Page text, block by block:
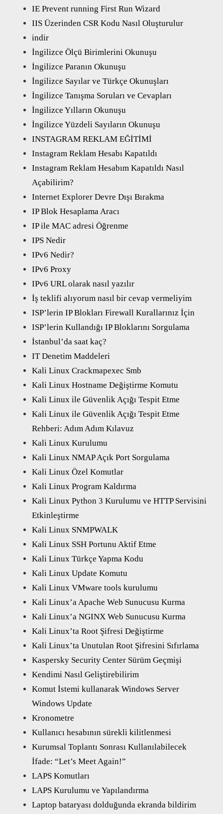
IE Prevent running First Run Wizard
IIS Üzerinden CSR Kodu Nasıl Oluşturulur
indir
İngilizce Ölçü Birimlerini Okunuşu
İngilizce Paranın Okunuşu
İngilizce Sayılar ve Türkçe Okunuşları
İngilizce Tanışma Soruları ve Cevapları
İngilizce Yılların Okunuşu
İngilizce Yüzdeli Sayıların Okunuşu
INSTAGRAM REKLAM EĞİTİMİ
Instagram Reklam Hesabı Kapatıldı
Instagram Reklam Hesabım Kapatıldı Nasıl
Açabilirim?
Internet Explorer Devre Dışı Bırakma
IP Blok Hesaplama Aracı
IP ile MAC adresi Öğrenme
IPS Nedir
IPv6 Nedir?
IPv6 Proxy
IPv6 URL olarak nasıl yazılır
İş teklifi alıyorum nasıl bir cevap vermeliyim
ISP’lerin IP Blokları Firewall Kurallarınız İçin
ISP’lerin Kullandığı IP Bloklarını Sorgulama
İstanbul’da saat kaç?
IT Denetim Maddeleri
Kali Linux Crackmapexec Smb
Kali Linux Hostname Değiştirme Komutu
Kali Linux ile Güvenlik Açığı Tespit Etme
Kali Linux ile Güvenlik Açığı Tespit Etme
Rehberi: Adım Adım Kılavuz
Kali Linux Kurulumu
Kali Linux NMAP Açık Port Sorgulama
Kali Linux Özel Komutlar
Kali Linux Program Kaldırma
Kali Linux Python 3 Kurulumu ve HTTP Servisini
Etkinleştirme
Kali Linux SNMPWALK
Kali Linux SSH Portunu Aktif Etme
Kali Linux Türkçe Yapma Kodu
Kali Linux Update Komutu
Kali Linux VMware tools kurulumu
Kali Linux’a Apache Web Sunucusu Kurma
Kali Linux’a NGINX Web Sunucusu Kurma
Kali Linux’ta Root Şifresi Değiştirme
Kali Linux’ta Unutulan Root Şifresini Sıfırlama
Kaspersky Security Center Sürüm Geçmişi
Kendimi Nasıl Geliştirebilirim
Komut İstemi kullanarak Windows Server
Windows Update
Kronometre
Kullanıcı hesabının sürekli kilitlenmesi
Kurumsal Toplantı Sonrası Kullanılabilecek
İfade: “Let’s Meet Again!”
LAPS Komutları
LAPS Kurulumu ve Yapılandırma
Laptop bataryası dolduğunda ekranda bildirim